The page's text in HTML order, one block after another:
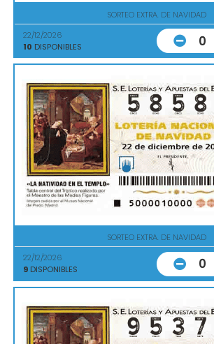
SORTEO EXTRA. DE NAVIDAD
22/12/2026
10 DISPONIBLES 0
SORTEO EXTRA. DE NAVIDAD
22/12/2026
9 DISPONIBLES 0